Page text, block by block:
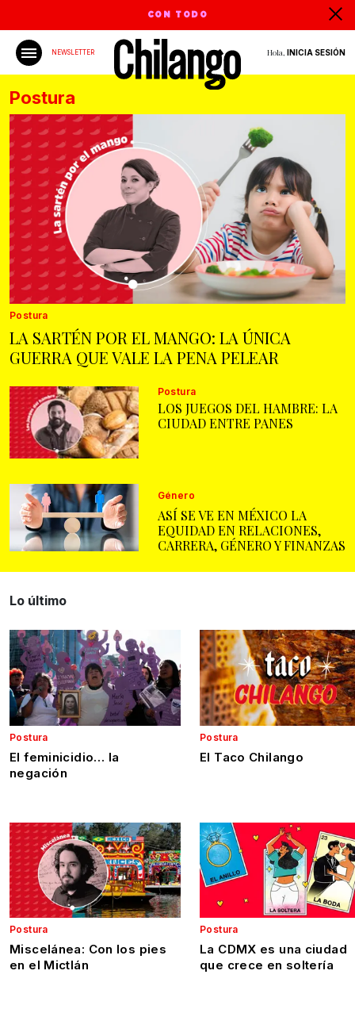
CON TODO
NEWSLETTER Hola, INICIA SESIÓN
Postura
Postura
LA SARTÉN POR EL MANGO: LA ÚNICA
GUERRA QUE VALE LA PENA PELEAR
Postura
LOS JUEGOS DEL HAMBRE: LA
CIUDAD ENTRE PANES
Género
ASÍ SE VE EN MÉXICO LA
EQUIDAD EN RELACIONES,
CARRERA, GÉNERO Y FINANZAS
Lo último
Postura
El feminicidio… la
negación
Postura
El Taco Chilango
Postura
Miscelánea: Con los pies
en el Mictlán
Postura
La CDMX es una ciudad
que crece en soltería